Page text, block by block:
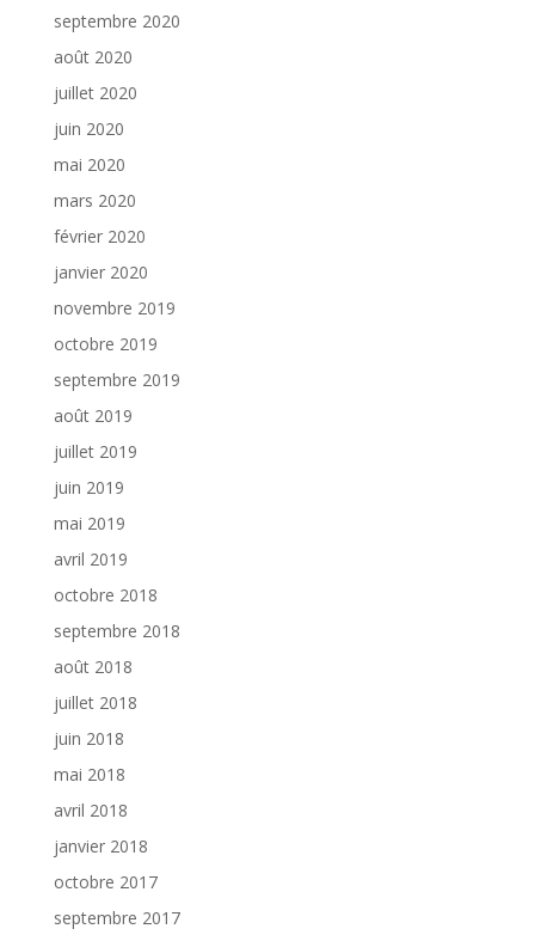
septembre 2020
août 2020
juillet 2020
juin 2020
mai 2020
mars 2020
février 2020
janvier 2020
novembre 2019
octobre 2019
septembre 2019
août 2019
juillet 2019
juin 2019
mai 2019
avril 2019
octobre 2018
septembre 2018
août 2018
juillet 2018
juin 2018
mai 2018
avril 2018
janvier 2018
octobre 2017
septembre 2017